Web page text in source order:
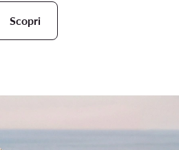
Scopri